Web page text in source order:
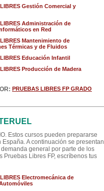
Gestión Comercial y
Administración de
en Red
Mantenimiento de
Térmicas y de Fluidos
Educación Infantil
Producción de Madera
PRUEBAS LIBRES FP GRADO
Estos cursos pueden prepararse
A continuación se presentan
general por parte de los
Libres FP, escríbenos tus
Electromecánica de